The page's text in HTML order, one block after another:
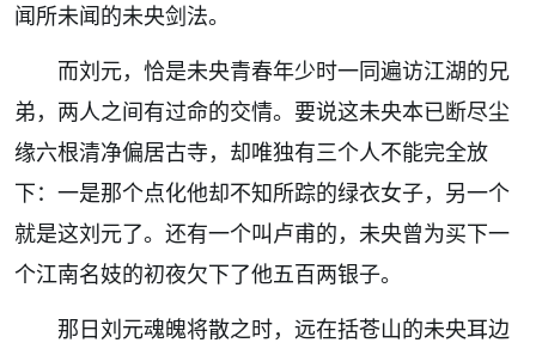
闻所未闻的未央剑法。
而刘元，恰是未央青春年少时一同遍访江湖的兄
弟，两人之间有过命的交情。要说这未央本已断尽尘
缘六根清净偏居古寺，却唯独有三个人不能完全放
下：一是那个点化他却不知所踪的绿衣女子，另一个
就是这刘元了。还有一个叫卢甫的，未央曾为买下一
个江南名妓的初夜欠下了他五百两银子。
那日刘元魂魄将散之时，远在括苍山的未央耳边